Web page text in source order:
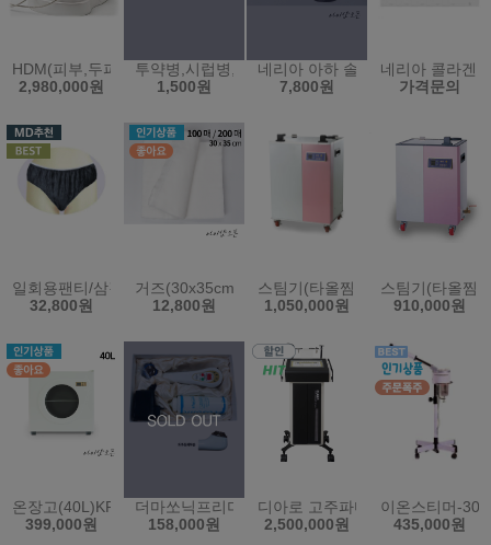
HDM(피부,두피 통합본)(한국)
2,980,000원
투약병,시럽병,공병(30ml*5개)(한국)
1,500원
네리아 아하 솔루션 - 필링 5% 인
7,800원
네리아 콜라겐
가격문의
일회용팬티/삼각팬티/위생팬티/남녀공용/100장(블랙)XXL/2XL
32,800원
거즈(30x35cm)(100매/200매)
12,800원
스팀기(타올찜기)(80L)(KRS-
1,050,000원
스팀기(타올찜
910,000원
온장고(40L)KRS-202HG/창문형/디지털방식(한국)
399,000원
더마쏘닉프리미엄(초음파미용기)+100%면마스크 2
158,000원
디아로 고주파마사지기 S350 지
2,500,000원
이온스티머-
435,000원